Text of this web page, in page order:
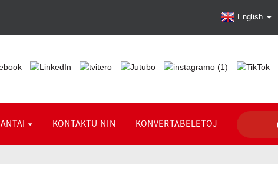
English
KONTAKTU NIN KONVERTABELETOJ